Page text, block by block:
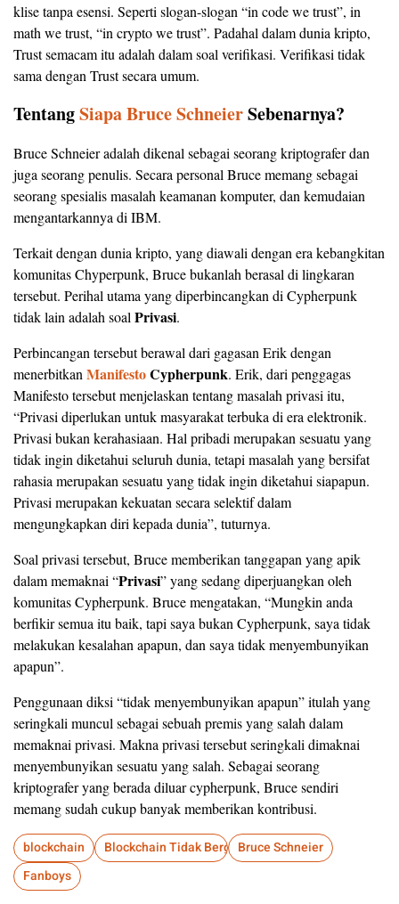
klise tanpa esensi. Seperti slogan-slogan “in code we trust”, in
math we trust, “in crypto we trust”. Padahal dalam dunia kripto,
Trust semacam itu adalah dalam soal verifikasi. Verifikasi tidak
sama dengan Trust secara umum.
TentangSiapa Bruce SchneierSebenarnya?
Bruce Schneier adalah dikenal sebagai seorang kriptografer dan
juga seorang penulis. Secara personal Bruce memang sebagai
seorang spesialis masalah keamanan komputer, dan kemudaian
mengantarkannya di IBM.
Terkait dengan dunia kripto, yang diawali dengan era kebangkitan
komunitas Chyperpunk, Bruce bukanlah berasal di lingkaran
tersebut. Perihal utama yang diperbincangkan di Cypherpunk
tidak lain adalah soal Privasi.
Perbincangan tersebut berawal dari gagasan Erik dengan
menerbitkan ManifestoCypherpunk. Erik, dari penggagas
Manifesto tersebut menjelaskan tentang masalah privasi itu,
“Privasi diperlukan untuk masyarakat terbuka di era elektronik.
Privasi bukan kerahasiaan. Hal pribadi merupakan sesuatu yang
tidak ingin diketahui seluruh dunia, tetapi masalah yang bersifat
rahasia merupakan sesuatu yang tidak ingin diketahui siapapun.
Privasi merupakan kekuatan secara selektif dalam
mengungkapkan diri kepada dunia”, tuturnya.
Soal privasi tersebut, Bruce memberikan tanggapan yang apik
dalam memaknai “Privasi” yang sedang diperjuangkan oleh
komunitas Cypherpunk. Bruce mengatakan, “Mungkin anda
berfikir semua itu baik, tapi saya bukan Cypherpunk, saya tidak
melakukan kesalahan apapun, dan saya tidak menyembunyikan
apapun”.
Penggunaan diksi “tidak menyembunyikan apapun” itulah yang
seringkali muncul sebagai sebuah premis yang salah dalam
memaknai privasi. Makna privasi tersebut seringkali dimaknai
menyembunyikan sesuatu yang salah. Sebagai seorang
kriptografer yang berada diluar cypherpunk, Bruce sendiri
memang sudah cukup banyak memberikan kontribusi.
blockchain Blockchain Tidak BergunaBruce Schneier
Fanboys